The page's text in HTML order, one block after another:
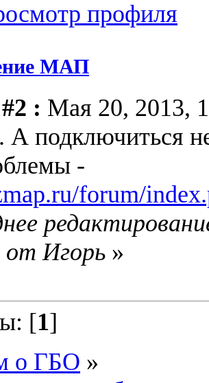
МАП
: Мая 20, 2013,
А подключиться
-
forum/
от Игорь »
[1]
о ГБО »